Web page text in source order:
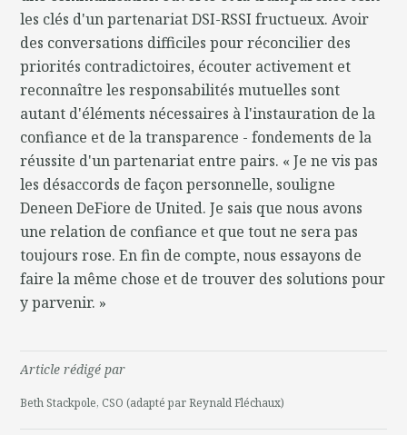
les clés d'un partenariat DSI-RSSI fructueux. Avoir
des conversations difficiles pour réconcilier des
priorités contradictoires, écouter activement et
reconnaître les responsabilités mutuelles sont
autant d'éléments nécessaires à l'instauration de la
confiance et de la transparence - fondements de la
réussite d'un partenariat entre pairs. « Je ne vis pas
les désaccords de façon personnelle, souligne
Deneen DeFiore de United. Je sais que nous avons
une relation de confiance et que tout ne sera pas
toujours rose. En fin de compte, nous essayons de
faire la même chose et de trouver des solutions pour
y parvenir. »
Article rédigé par
Beth Stackpole, CSO (adapté par Reynald Fléchaux)